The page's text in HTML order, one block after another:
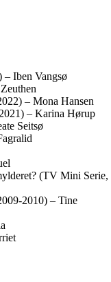
Iben Vangsø
– Mona Hansen
– Karina Hørup
Seitsø
(TV Mini Serie,
2010) – Tine